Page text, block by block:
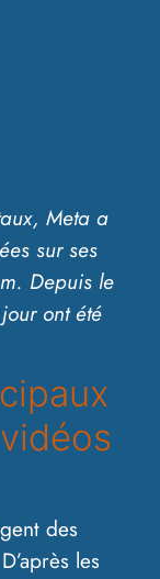
Meta a
sur ses
Depuis le
ont été
des
les